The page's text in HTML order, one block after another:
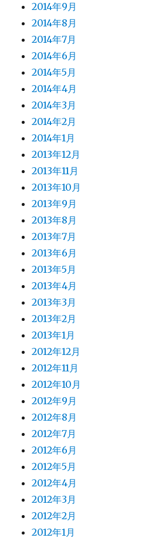
2014年9月
2014年8月
2014年7月
2014年6月
2014年5月
2014年4月
2014年3月
2014年2月
2014年1月
2013年12月
2013年11月
2013年10月
2013年9月
2013年8月
2013年7月
2013年6月
2013年5月
2013年4月
2013年3月
2013年2月
2013年1月
2012年12月
2012年11月
2012年10月
2012年9月
2012年8月
2012年7月
2012年6月
2012年5月
2012年4月
2012年3月
2012年2月
2012年1月